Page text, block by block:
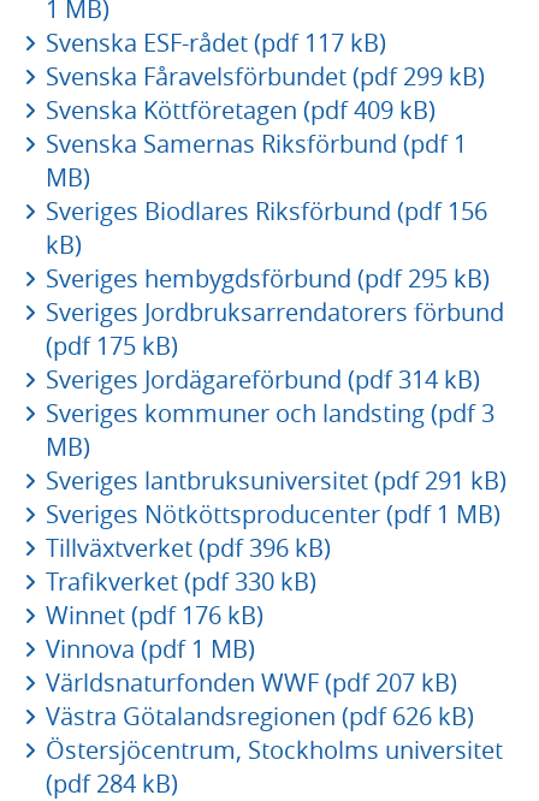
1 MB)
Svenska ESF-rådet (pdf 117 kB)
Svenska Fåravelsförbundet (pdf 299 kB)
Svenska Köttföretagen (pdf 409 kB)
Svenska Samernas Riksförbund (pdf 1
MB)
Sveriges Biodlares Riksförbund (pdf 156
kB)
Sveriges hembygdsförbund (pdf 295 kB)
Sveriges Jordbruksarrendatorers förbund
(pdf 175 kB)
Sveriges Jordägareförbund (pdf 314 kB)
Sveriges kommuner och landsting (pdf 3
MB)
Sveriges lantbruksuniversitet (pdf 291 kB)
Sveriges Nötköttsproducenter (pdf 1 MB)
Tillväxtverket (pdf 396 kB)
Trafikverket (pdf 330 kB)
Winnet (pdf 176 kB)
Vinnova (pdf 1 MB)
Världsnaturfonden WWF (pdf 207 kB)
Västra Götalandsregionen (pdf 626 kB)
Östersjöcentrum, Stockholms universitet
(pdf 284 kB)